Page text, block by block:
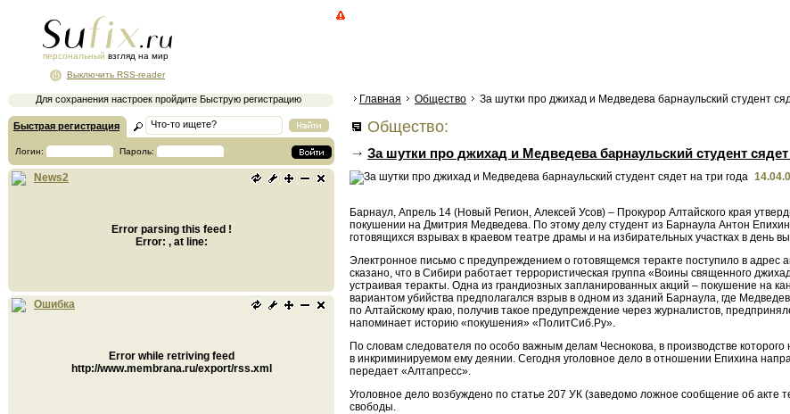
персональный взгляд на мир
Для сохранения настроек пройдите Быструю регистрацию
Выключить RSS-reader
Быстрая регистрация
Логин: Пароль:
News2
Error parsing this feed !
Error: , at line:
Ошибка
Error while retriving feed
http://www.membrana.ru/export/rss.xml
Главная Общество За шутки про джихад и Медведева барнаульский студент
Общество:
За шутки про джихад и Медведева барнаульский студент сядет
Барнаул, Апрель 14 (Новый Регион, Алексей Усов) – Прокурор Алтайского края
покушении на Дмитрия Медведева. По этому делу студент из Барнаула Антон
готовящихся взрывах в краевом театре драмы и на избирательных участках в день
Электронное письмо с предупреждением о готовящемся теракте поступило в
сказано, что в Сибири работает террористическая группа «Воины священного
устраивая теракты. Одна из грандиозных запланированных акций – покушение на
вариантом убийства предполагался взрыв в одном из зданий Барнаула, где
по Алтайскому краю, получив такое предупреждение через журналистов,
напоминает историю «покушения» «ПолитСиб.Ру».
По словам следователя по особо важным делам Чеснокова, в производстве
в инкриминируемом ему деянии. Сегодня уголовное дело в отношении Епихина
передает «Алтапресс».
Уголовное дело возбуждено по статье 207 УК (заведомо ложное сообщение об акте
свободы.